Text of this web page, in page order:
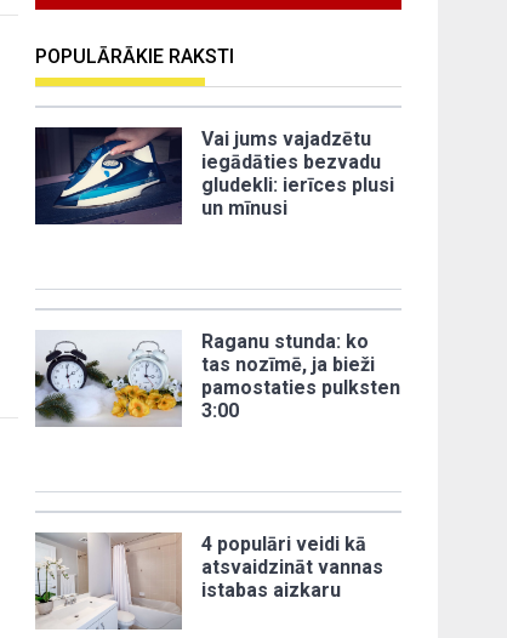
POPULĀRĀKIE RAKSTI
Vai jums vajadzētu
iegādāties bezvadu
gludekli: ierīces plusi
un mīnusi
Raganu stunda: ko
tas nozīmē, ja bieži
pamostaties pulksten
3:00
4 populāri veidi kā
atsvaidzināt vannas
istabas aizkaru